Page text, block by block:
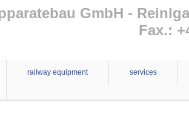
GmbH -
Fax.:
railway equipment services